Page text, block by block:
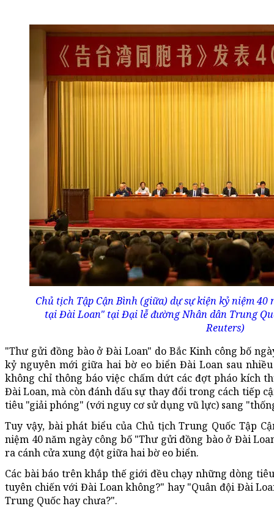
Chủ tịch Tập Cận Bình (giữa) dự sự kiện kỷ niệm 40
tại Đài Loan" tại Đại lễ đường Nhân dân Trung
Reuters)
"Thư gửi đồng bào ở Đài Loan" do Bắc Kinh công bố
kỷ nguyên mới giữa hai bờ eo biển Đài Loan sau
không chỉ thông báo việc chấm dứt các đợt pháo kích
Đài Loan, mà còn đánh dấu sự thay đổi trong cách tiếp
tiêu "giải phóng" (với nguy cơ sử dụng vũ lực) sang
Tuy vậy, bài phát biểu của Chủ tịch Trung Quốc Tập
niệm 40 năm ngày công bố "Thư gửi đồng bào ở Đài
ra cánh cửa xung đột giữa hai bờ eo biển.
Các bài báo trên khắp thế giới đều chạy những dòng
tuyên chiến với Đài Loan không?" hay "Quân đội Đài
Trung Quốc hay chưa?".